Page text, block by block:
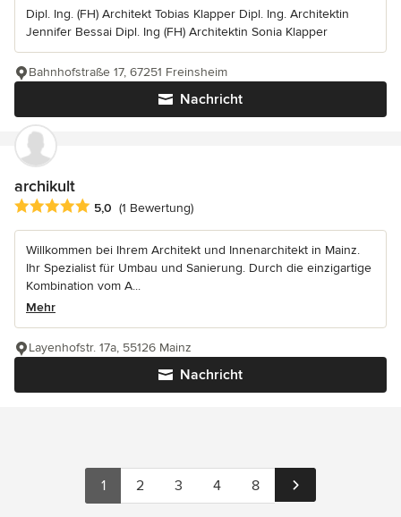
Dipl. Ing. (FH) Architekt Tobias Klapper Dipl. Ing. Architektin
Jennifer Bessai Dipl. Ing (FH) Architektin Sonia Klapper
Nachricht
Bahnhofstraße 17, 67251 Freinsheim
archikult
Durchschnittliche Bewertung: 5 von 5 Sternen
5,0 (1 Bewertung)
Willkommen bei Ihrem Architekt und Innenarchitekt in Mainz.
Ihr Spezialist für Umbau und Sanierung. Durch die einzigartige
Kombination vom A...
Mehr
Nachricht
Layenhofstr. 17a, 55126 Mainz
1 2 3 4 8